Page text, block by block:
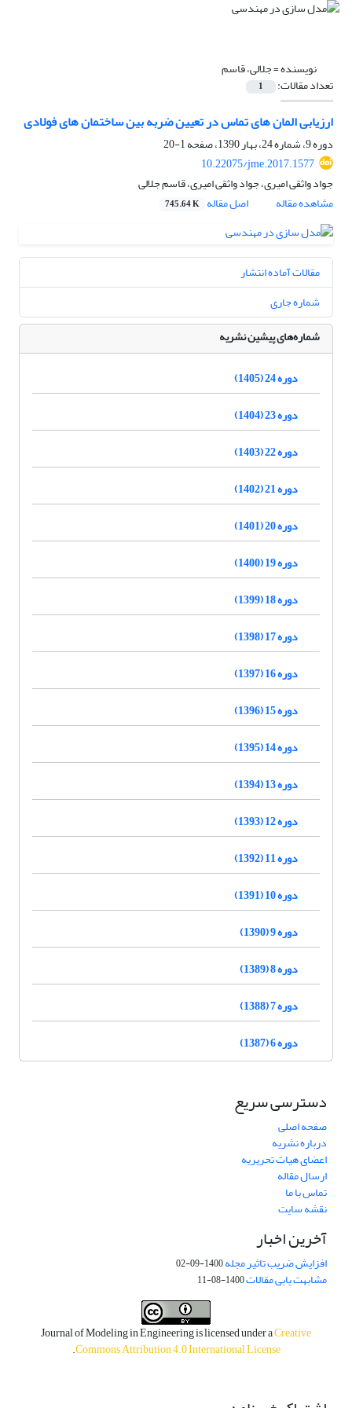
نویسنده =جلالی، قاسم
تعداد مقالات: 1
ارزیابی المان‏ های تماس در تعیین ضربه بین ساختمان‏ های فولادی
دوره 9، شماره 24، بهار 1390، صفحه
1-20
10.22075/jme.2017.1577
جواد واثقی امیری، جواد واثقی امیری، قاسم جلالی
مشاهده مقاله
اصل مقاله 745.64 K
مقالات آماده انتشار
شماره جاری
شماره‌های پیشین نشریه
دوره 24 (1405)
دوره 23 (1404)
دوره 22 (1403)
دوره 21 (1402)
دوره 20 (1401)
دوره 19 (1400)
دوره 18 (1399)
دوره 17 (1398)
دوره 16 (1397)
دوره 15 (1396)
دوره 14 (1395)
دوره 13 (1394)
دوره 12 (1393)
دوره 11 (1392)
دوره 10 (1391)
دوره 9 (1390)
دوره 8 (1389)
دوره 7 (1388)
دوره 6 (1387)
دسترسی سریع
صفحه اصلی
درباره نشریه
اعضای هیات تحریریه
ارسال مقاله
تماس با ما
نقشه سایت
آخرین اخبار
افزایش ضریب تاثیر مجله1400-09-02
مشابهت یابی مقالات1400-08-11
Journal of Modeling in Engineering is licensed under aCreative
Commons Attribution 4.0 International License
.